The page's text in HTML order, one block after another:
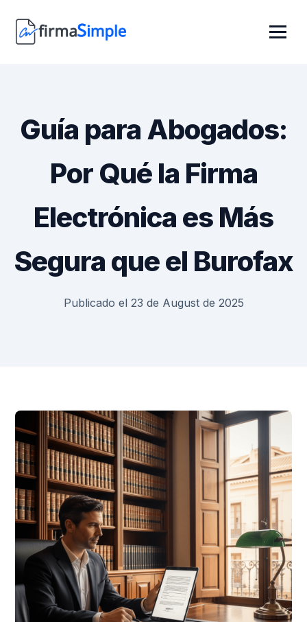
Guía para Abogados:
Por Qué la Firma
Electrónica es Más
Segura que el Burofax
Publicado el 23 de August de 2025